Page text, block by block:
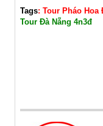
Tags: Tour Pháo Hoa
Tour Đà Nẵng 4n3đ